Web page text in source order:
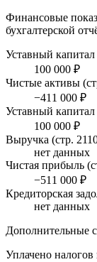
Финансовые
бухгалтерской
Уставный капитал
100 000 ₽
Чистые активы
−411 000 ₽
Уставный
100 000 ₽
Выручка (стр.
нет данных
Чистая прибыль
−511 000 ₽
Кредиторская
нет данных
Дополнительные
Уплачено